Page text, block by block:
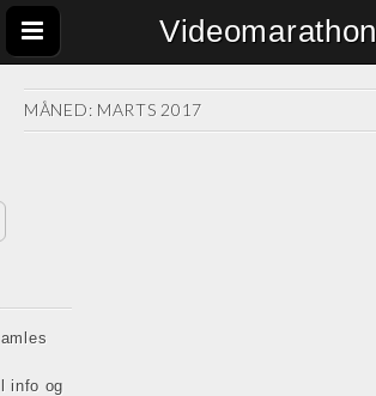
Videomarathon
info og
MÅNED: MARTS 2017